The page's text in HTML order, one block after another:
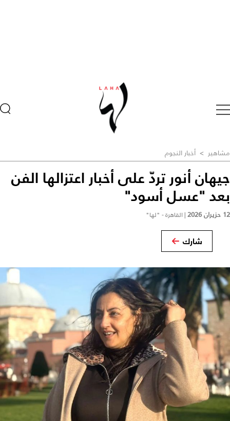
مشاهير > أخبار النجوم
جيهان أنور تردّ على أخبار اعتزالها الفن
بعد "عسل أسود"
12 حزيران 2026 | القاهرة - "لها"
شارك